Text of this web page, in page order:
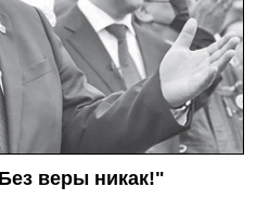
веры никак!"